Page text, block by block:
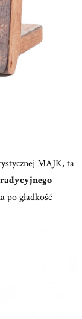
MAJK, ta
po gładkość